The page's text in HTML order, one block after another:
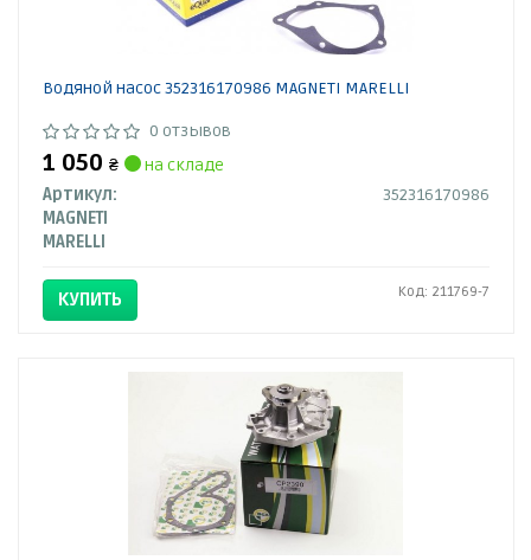
Водяной насос 352316170986 MAGNETI MARELLI
0 отзывов
1 050 ₴
на складе
Артикул:
352316170986
MAGNETI
MARELLI
КУПИТЬ Код: 211769-7